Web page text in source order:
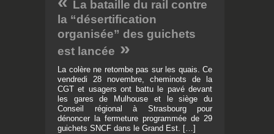
La bataille du rail contre
la “désertification
organisée” des guichets
est lancée
La colère ne retombe pas sur les quais. Ce
vendredi 28 novembre, cheminots de la
CGT et usagers ont battu le pavé devant
les gares de Mulhouse et le siège du
Conseil régional à Strasbourg pour
dénoncer la fermeture programmée de 29
guichets SNCF dans le Grand Est. […]